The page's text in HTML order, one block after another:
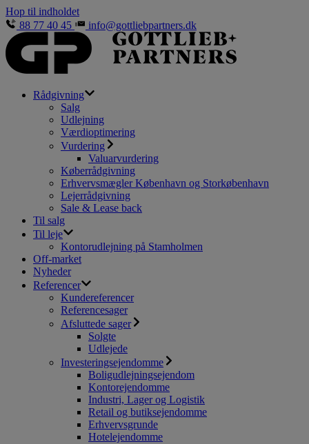
Hop til indholdet
88 77 40 45
info@gottliebpartners.dk
Rådgivning
Salg
Udlejning
Værdioptimering
Vurdering
Valuarvurdering
Køberrådgivning
Erhvervsmægler København og Storkøbenhavn
Lejerrådgivning
Sale & Lease back
Til salg
Til leje
Kontorudlejning på Stamholmen
Off-market
Nyheder
Referencer
Kundereferencer
Referencesager
Afsluttede sager
Solgte
Udlejede
Investeringsejendomme
Boligudlejningsejendom
Kontorejendomme
Industri, Lager og Logistik
Retail og butiksejendomme
Erhvervsgrunde
Hotelejendomme